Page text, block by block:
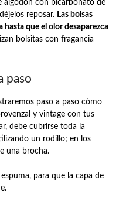
algodón con bicarbonato de
reposar. Las bolsas
hasta que el olor desaparezca
bolsitas con fragancia
paso
paso a paso cómo
y vintage con tus
debe cubrirse toda la
un rodillo; en los
una brocha.
para que la capa de